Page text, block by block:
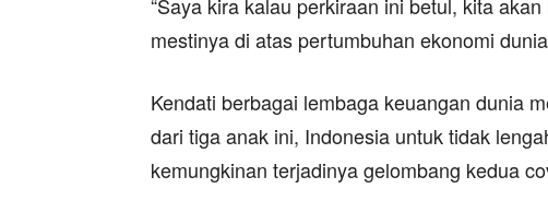
mestinya di atas pertumbuhan ekonomi
Kendati berbagai lembaga keuangan dunia
dari tiga anak ini, Indonesia untuk tidak
kemungkinan terjadinya gelombang kedua